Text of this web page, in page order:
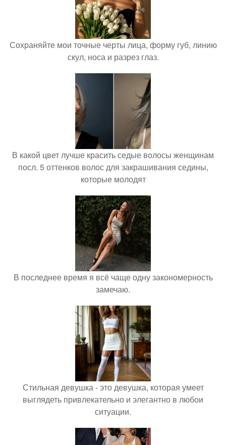
Сохраняйте мои точные черты лица, форму губ, линию
скул, носа и разрез глаз.
В какой цвет лучше красить седые волосы женщинам
посл. 5 оттенков волос для закрашивания седины,
которые молодят
В последнее время я всё чаще одну закономерность
замечаю.
Стильная девушка - это девушка, которая умеет
выглядеть привлекательно и элегантно в любои
ситуации.